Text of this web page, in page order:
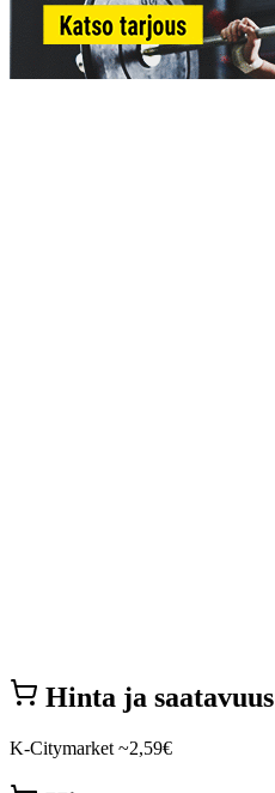
Hinta ja saatavuus
K-Citymarket ~2,59€